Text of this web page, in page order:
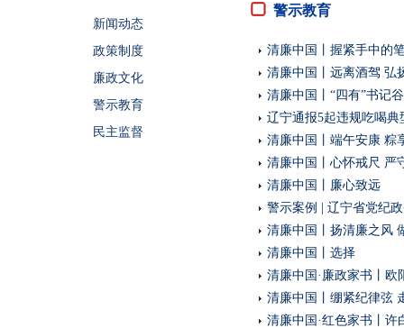
新闻动态
政策制度
廉政文化
警示教育
民主监督
警示教育
清廉中国丨握紧手中的
清廉中国丨远离酒驾 弘
清廉中国丨“四有”书记
辽宁通报5起违规吃喝典
清廉中国丨端午安康 粽
清廉中国丨心怀戒尺 严
清廉中国丨廉心致远
警示案例 | 辽宁省党纪
清廉中国丨扬清廉之风
清廉中国丨选择
清廉中国·廉政家书丨
清廉中国丨绷紧纪律弦
清廉中国·红色家书丨